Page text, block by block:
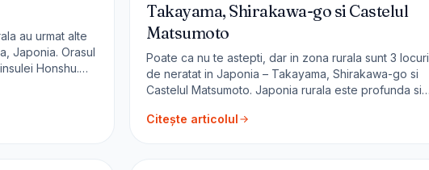
au urmat alte
Japonia. Orasul
Honshu.
este a 2-a
Takayama, Shirakawa-go si Castelul
Matsumoto
Poate ca nu te astepti, dar in zona rurala sunt 3 locuri
de neratat in Japonia – Takayama, Shirakawa-go si
Castelul Matsumoto. Japonia rurala este profunda si
Zonele rurale din Țara Soarelui Răsare sunt
Citește articolul